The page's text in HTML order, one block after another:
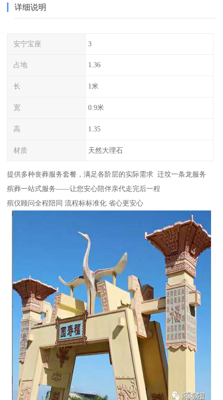
详细说明
安宁宝座 3
占地 1.36
长 1米
宽 0.9米
高 1.35
材质 天然大理石
提供多种丧葬服务套餐，满足各阶层的实际需求 迁坟一条龙服务
殡葬一站式服务——让您安心陪伴亲代走完后一程
殡仪顾问全程陪同 流程标标准化 省心更安心